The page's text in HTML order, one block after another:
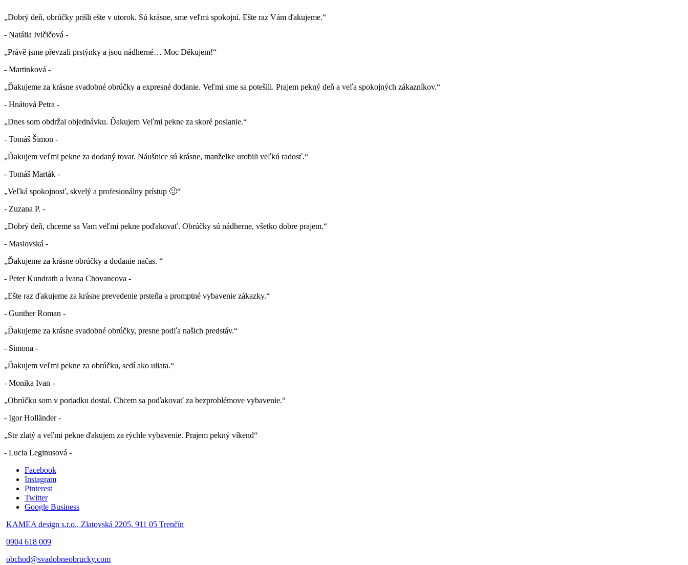
„Dobrý deň, obrúčky prišli ešte v utorok. Sú krásne, sme veľmi spokojní. Ešte raz Vám ďakujeme.“
- Natália Ivičičová -
„Právě jsme převzali prstýnky a jsou nádherné… Moc Děkujem!“
- Martinková -
„Ďakujeme za krásne svadobné obrúčky a expresné dodanie. Veľmi sme sa potešili. Prajem pekný deň a veľa spokojných zákazníkov.“
- Hnátová Petra -
„Dnes som obdržal objednávku. Ďakujem Veľmi pekne za skoré poslanie.“
- Tomáš Šimon -
„Ďakujem veľmi pekne za dodaný tovar. Náušnice sú krásne, manželke urobili veľkú radosť.“
- Tomáš Marták -
„Veľká spokojnosť, skvelý a profesionálny prístup 🙂“
- Zuzana P. -
„Dobrý deň, chceme sa Vam veľmi pekne poďakovať. Obrúčky sú nádherne, všetko dobre prajem.“
- Maslovská -
„Ďakujeme za krásne obrúčky a dodanie načas. “
- Peter Kundrath a Ivana Chovancova -
„Ešte raz ďakujeme za krásne prevedenie prsteňa a promptné vybavenie zákazky.“
- Gunther Roman -
„Ďakujeme za krásne svadobné obrúčky, presne podľa našich predstáv.“
- Simona -
„Ďakujem veľmi pekne za obrúčku, sedí ako uliata.“
- Monika Ivan -
„Obrúčku som v poriadku dostal. Chcem sa poďakovať za bezproblémove vybavenie.“
- Igor Holländer -
„Ste zlatý a veľmi pekne ďakujem za rýchle vybavenie. Prajem pekný víkend“
- Lucia Leginusová -
Facebook
Instagram
Pinterest
Twitter
Google Business
KAMEA design s.r.o., Zlatovská 2205, 911 05 Trenčín
0904 618 009
obchod@svadobneobrucky.com